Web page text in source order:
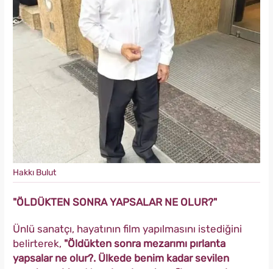
Hakkı Bulut
"ÖLDÜKTEN SONRA YAPSALAR NE OLUR?"
Ünlü sanatçı, hayatının film yapılmasını istediğini
belirterek, "Öldükten sonra mezarımı pırlanta
yapsalar ne olur?. Ülkede benim kadar sevilen